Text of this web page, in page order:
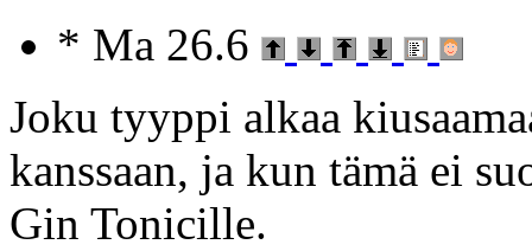
* Ma 26.6
Joku tyyppi alkaa
kanssaan, ja kun tämä ei
Gin Tonicille.